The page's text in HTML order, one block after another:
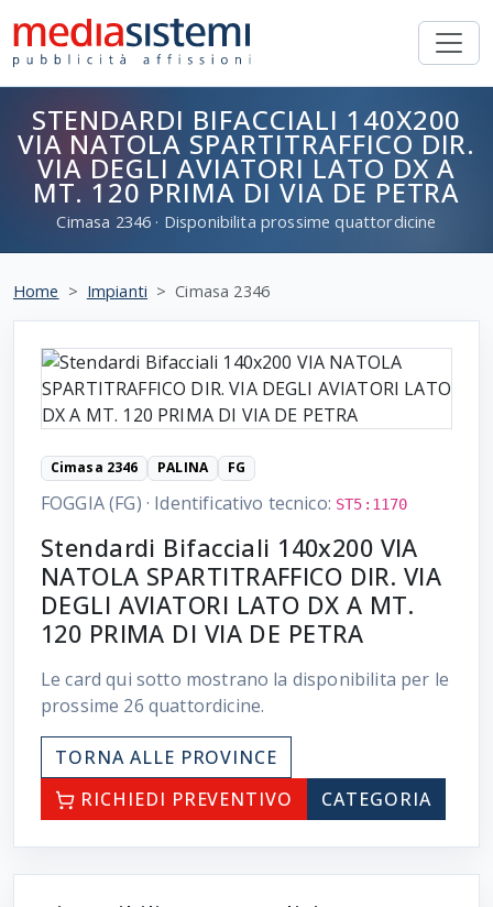
STENDARDI BIFACCIALI 140X200
VIA NATOLA SPARTITRAFFICO DIR.
VIA DEGLI AVIATORI LATO DX A
MT. 120 PRIMA DI VIA DE PETRA
Cimasa 2346 · Disponibilita prossime quattordicine
Home Impianti Cimasa 2346
Cimasa 2346 PALINA FG
FOGGIA (FG) · Identificativo tecnico: ST5:1170
Stendardi Bifacciali 140x200 VIA
NATOLA SPARTITRAFFICO DIR. VIA
DEGLI AVIATORI LATO DX A MT.
120 PRIMA DI VIA DE PETRA
Le card qui sotto mostrano la disponibilita per le
prossime 26 quattordicine.
TORNA ALLE PROVINCE
RICHIEDI PREVENTIVO
CATEGORIA